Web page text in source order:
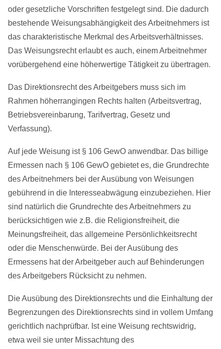
oder gesetzliche Vorschriften festgelegt sind. Die dadurch
bestehende Weisungsabhängigkeit des Arbeitnehmers ist
das charakteristische Merkmal des Arbeitsverhältnisses.
Das Weisungsrecht erlaubt es auch, einem Arbeitnehmer
vorübergehend eine höherwertige Tätigkeit zu übertragen.
Das Direktionsrecht des Arbeitgebers muss sich im
Rahmen höherrangingen Rechts halten (Arbeitsvertrag,
Betriebsvereinbarung, Tarifvertrag, Gesetz und
Verfassung).
Auf jede Weisung ist § 106 GewO anwendbar. Das billige
Ermessen nach § 106 GewO gebietet es, die Grundrechte
des Arbeitnehmers bei der Ausübung von Weisungen
gebührend in die Interesseabwägung einzubeziehen. Hier
sind natürlich die Grundrechte des Arbeitnehmers zu
berücksichtigen wie z.B. die Religionsfreiheit, die
Meinungsfreiheit, das allgemeine Persönlichkeitsrecht
oder die Menschenwürde. Bei der Ausübung des
Ermessens hat der Arbeitgeber auch auf Behinderungen
des Arbeitgebers Rücksicht zu nehmen.
Die Ausübung des Direktionsrechts und die Einhaltung der
Begrenzungen des Direktionsrechts sind in vollem Umfang
gerichtlich nachprüfbar. Ist eine Weisung rechtswidrig,
etwa weil sie unter Missachtung des